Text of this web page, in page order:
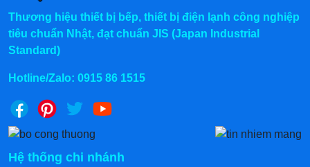
Thương hiệu thiết bị bếp, thiết bị điện lạnh công nghiệp
tiêu chuẩn Nhật, đạt chuẩn JIS (Japan Industrial
Standard)
Hotline/Zalo: 0915 86 1515
Hệ thống chi nhánh